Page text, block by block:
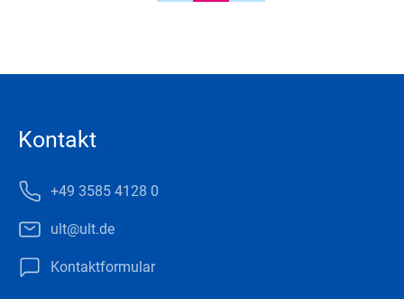
Kontakt
+49 3585 4128 0
ult@ult.de
Kontaktformular